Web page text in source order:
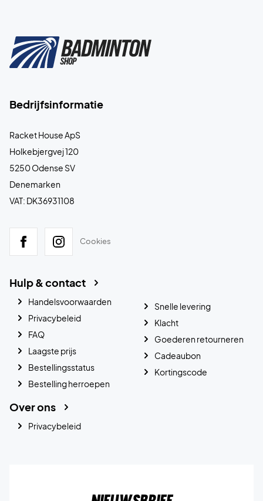
Bedrijfsinformatie
Racket House ApS
Holkebjergvej 120
5250 Odense SV
Denemarken
VAT: DK36931108
Cookies
Hulp & contact
Handelsvoorwaarden
Privacybeleid
FAQ
Laagste prijs
Bestellingsstatus
Bestelling herroepen
Snelle levering
Klacht
Goederen retourneren
Cadeaubon
Kortingscode
Over ons
Privacybeleid